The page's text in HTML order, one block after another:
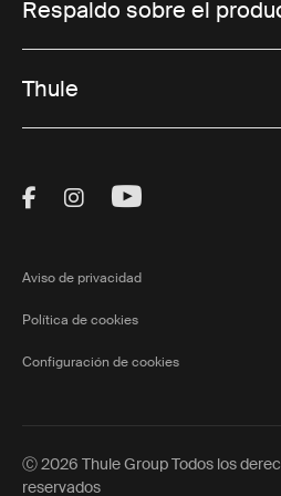
Respaldo sobre el
Thule
Visit Thule on
Visit Thule on
Visit Thule
Aviso de privacidad
Política de cookies
Configuración de cookies
Ⓒ 2026 Thule Group Todos los
reservados